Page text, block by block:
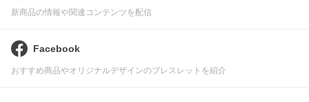
新商品の情報や関連コンテンツを配信
Facebook
おすすめ商品やオリジナルデザインのブレスレットを紹介